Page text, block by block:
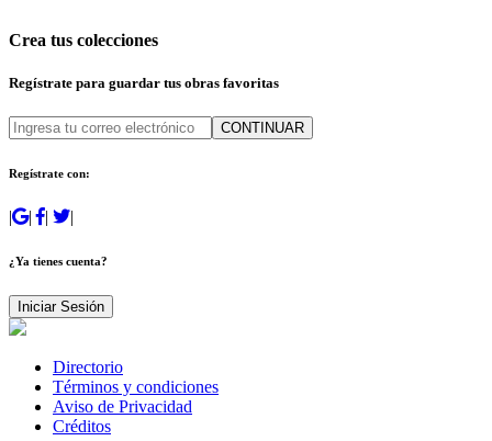
Crea tus colecciones
Regístrate para guardar tus obras favoritas
CONTINUAR
Regístrate con:
| | | |
¿Ya tienes cuenta?
Iniciar Sesión
Directorio
Términos y condiciones
Aviso de Privacidad
Créditos